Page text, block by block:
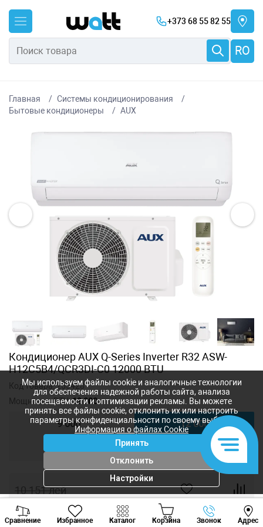
+373 68 55 82 55
RO
Главная
Системы кондиционирования
Бытовые кондиционеры
AUX
Кондиционер AUX Q-Series Inverter R32 ASW-
H12C5B4/QCR3DI-C0 12000 BTU
Код товара:255428
Мощность, BTU:12 000
9 000 12 000
10 151лей
5 921 лей
Сравнение Избранное Каталог Корзина Звонок Адрес
Viber Whatsapp
Мы используем файлы cookie и аналогичные технологии
для обеспечения надежной работы сайта, анализа
посещаемости и оптимизации рекламы. Вы можете
принять все файлы cookie, отклонить их или настроить
параметры конфиденциальности по своему выбору.
Информация о файлах Cookie
Принять
Отклонить
Настройки